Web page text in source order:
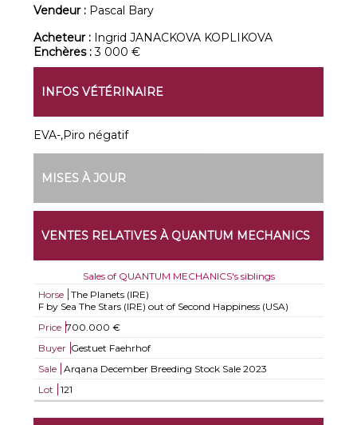
Vendeur : Pascal Bary
Acheteur : Ingrid JANACKOVA KOPLIKOVA
Enchères :3 000 €
INFOS VÉTÉRINAIRE
EVA-,Piro négatif
MISES À JOUR
VENTES RELATIVES À QUANTUM MECHANICS
Sales of QUANTUM MECHANICS's siblings
Horse
The Planets (IRE)
F by Sea The Stars (IRE) out of Second Happiness (USA)
Price 700.000 €
Buyer Gestuet Faehrhof
Sale
Arqana December Breeding Stock Sale 2023
Lot
121